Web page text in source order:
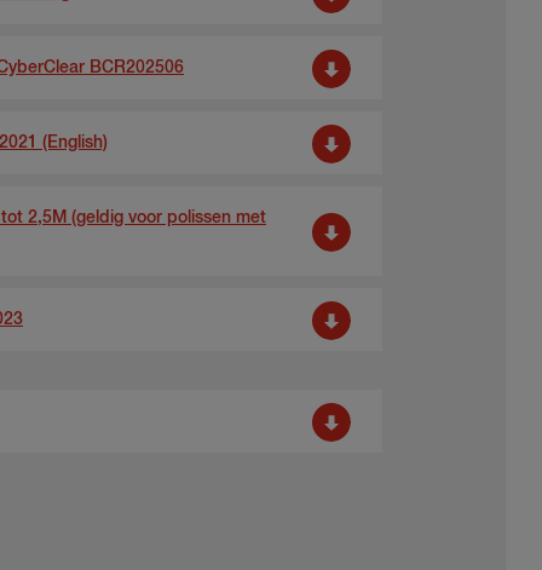
BCR202506
(English)
2,5M (geldig voor polissen met